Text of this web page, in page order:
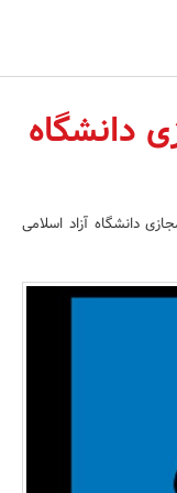
دانشگاه
دانشگاه آزاد اسلامی